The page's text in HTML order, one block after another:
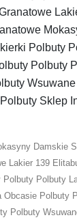
Damskie
Lakier 139
Polbuty Polbuty
Obcasie Polbuty
Polbuty